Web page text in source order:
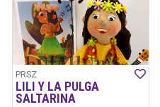
PRSZ
LILI Y LA PULGA
SALTARINA